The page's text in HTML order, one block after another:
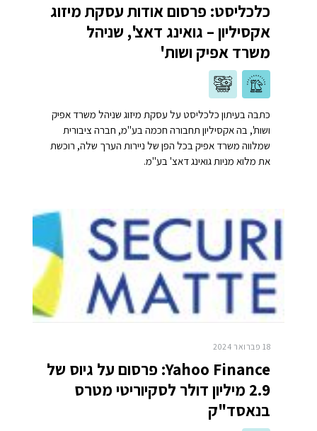
כלכליסט: פרסום אודות עסקת מיזוג
אקסיליון – גואינג דאצ', שניהל
משרד אפיק ושות'
כתבה בעיתון כלכליסט על עסקת מיזוג שניהל משרד אפיק
ושות', בה אקסיליון תחבורה חכמה בע"מ, חברה ציבורית
שמלווה משרד אפיק בכל הפן של ניירות הערך שלה, רוכשת
את מלוא מניות גואינג דאצ' בע"מ.
18 פברואר 2024
Yahoo Finance: פרסום על גיוס של
2.9 מיליון דולר לסקיוריטי מטרס
בנאסד"ק